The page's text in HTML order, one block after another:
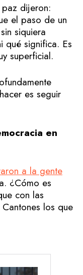
dijeron:
el paso de un
siquiera
qué significa. Es
superficial.
es seguir
en
a la gente
¿Cómo es
con las
los que